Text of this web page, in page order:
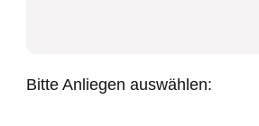
Bitte Anliegen auswählen: